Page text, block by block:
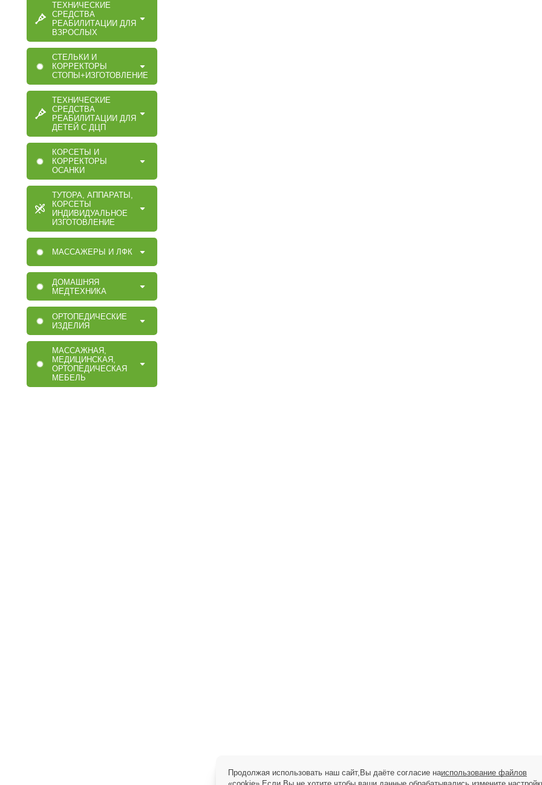
ТЕХНИЧЕСКИЕ
СРЕДСТВА
РЕАБИЛИТАЦИИ ДЛЯ
ВЗРОСЛЫХ
СТЕЛЬКИ И
КОРРЕКТОРЫ
СТОПЫ+ИЗГОТОВЛЕНИЕ
ТЕХНИЧЕСКИЕ
СРЕДСТВА
РЕАБИЛИТАЦИИ ДЛЯ
ДЕТЕЙ С ДЦП
КОРСЕТЫ И
КОРРЕКТОРЫ
ОСАНКИ
ТУТОРА, АППАРАТЫ,
КОРСЕТЫ
ИНДИВИДУАЛЬНОЕ
ИЗГОТОВЛЕНИЕ
МАССАЖЕРЫ И ЛФК
ДОМАШНЯЯ
МЕДТЕХНИКА
ОРТОПЕДИЧЕСКИЕ
ИЗДЕЛИЯ
МАССАЖНАЯ,
МЕДИЦИНСКАЯ,
ОРТОПЕДИЧЕСКАЯ
МЕБЕЛЬ
Продолжая использовать наш сайт,Вы даёте согласие наиспользование файлов